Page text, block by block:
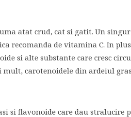
atat crud, cat si gatit. Un
recomanda de vitamina C. In
si alte substante care cresc
carotenoidele din ardeiul
si flavonoide care dau stralucire